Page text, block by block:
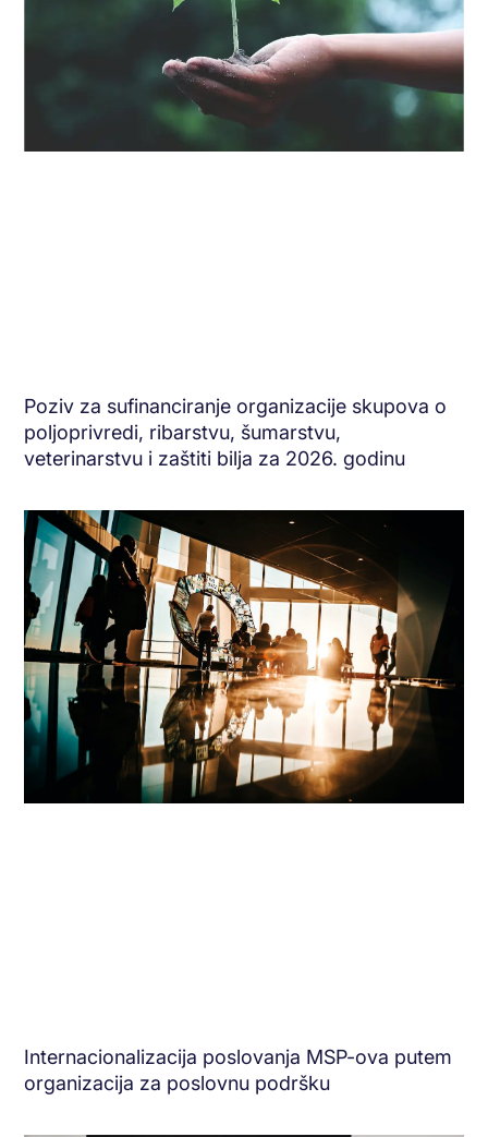
Poziv za sufinanciranje organizacije skupova o
poljoprivredi, ribarstvu, šumarstvu,
veterinarstvu i zaštiti bilja za 2026. godinu
Internacionalizacija poslovanja MSP-ova putem
organizacija za poslovnu podršku